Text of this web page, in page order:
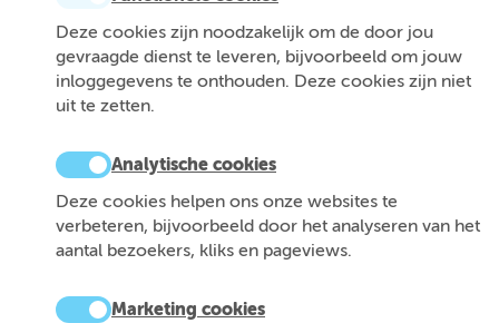
Deze cookies zijn noodzakelijk om de door jou
gevraagde dienst te leveren, bijvoorbeeld om jouw
inloggegevens te onthouden. Deze cookies zijn niet
uit te zetten.
Analytische cookies
Deze cookies helpen ons onze websites te
verbeteren, bijvoorbeeld door het analyseren van het
aantal bezoekers, kliks en pageviews.
Marketing cookies